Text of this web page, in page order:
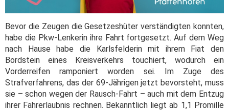
Bevor die Zeugen die Gesetzeshüter verständigten konnten,
habe die Pkw-Lenkerin ihre Fahrt fortgesetzt. Auf dem Weg
nach Hause habe die Karlsfelderin mit ihrem Fiat den
Bordstein eines Kreisverkehrs touchiert, wodurch ein
Vorderreifen ramponiert worden sei. Im Zuge des
Strafverfahrens, das der 69-Jährigen jetzt bevorsteht, muss
sie – schon wegen der Rausch-Fahrt – auch mit dem Entzug
ihrer Fahrerlaubnis rechnen. Bekanntlich liegt ab 1,1 Promille